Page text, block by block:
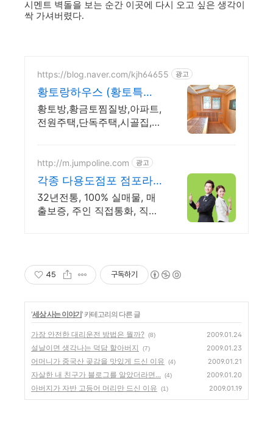
시멘트 벽돌을 보는 순간 이곳에 다시 오고 싶은 생각이
싹 가셔버렸다.
https://blog.naver.com/kjh64655 광고
황토랑하우스 (황토특허
기술)
황토방,황금토찜질방,아파트,
전원주택,단독주택,시골집,요
http://m.jumpoline.com 광고
각종 다용도점포 점포라
인 빠른 직거래 & 안전중
개거래
32년전통, 100% 실매물, 매
출보증, 주인 직접통화, 직거
45 구독하기
'세상 사는 이야기' 카테고리의 다른 글
가장 안전한 대리운전 방법은 뭘까? (8) 2009.01.24
설날이면 생각나는 덕담 할아버지 (7) 2009.01.23
어머니가 중국산 곶감을 맛있게 드신 이유 (4) 2009.01.21
자살한 내 친구가 블로그를 알았더라면... (4) 2009.01.20
아버지가 자반 고등어 머리만 드신 이유 (1) 2009.01.19